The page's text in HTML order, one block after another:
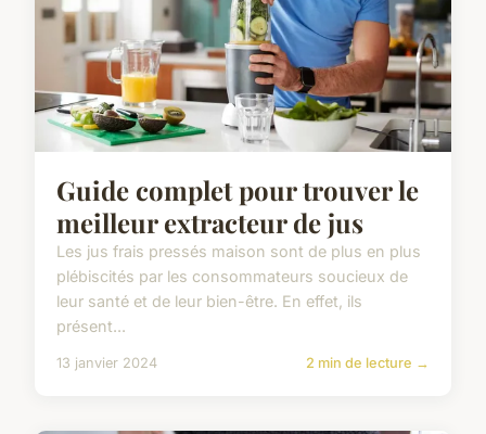
Guide complet pour trouver le
meilleur extracteur de jus
Les jus frais pressés maison sont de plus en plus
plébiscités par les consommateurs soucieux de
leur santé et de leur bien-être. En effet, ils
présent...
13 janvier 2024 2 min de lecture →